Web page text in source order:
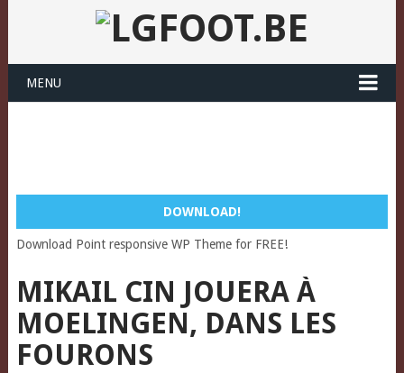
MENU
DOWNLOAD!
Download Point responsive WP Theme for FREE!
MIKAIL CIN JOUERA À
MOELINGEN, DANS LES
FOURONS